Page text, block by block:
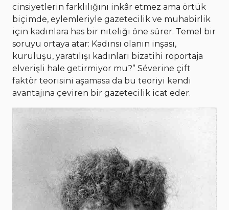
cinsiyetlerin farklılığını inkâr etmez ama örtük
biçimde, eylemleriyle gazetecilik ve muhabirlik
için kadınlara has bir niteliği öne sürer. Temel bir
soruyu ortaya atar: Kadınsı olanın inşası,
kuruluşu, yaratılışı kadınları bizatihi röportaja
elverişli hale getirmiyor mu?” Séverine çift
faktör teorisini aşamasa da bu teoriyi kendi
avantajına çeviren bir gazetecilik icat eder.